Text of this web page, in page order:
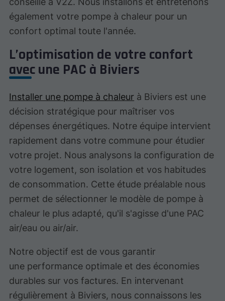
également votre pompe à chaleur pour un
confort optimal toute l'année.
L’optimisation de votre confort
avec une PAC à Biviers
Installer une pompe à chaleur à Biviers est une
décision stratégique pour maîtriser vos
dépenses énergétiques. Notre équipe intervient
rapidement dans votre commune pour étudier
votre projet. Nous analysons la configuration de
votre logement, son isolation et vos habitudes
de consommation. Cette étude préalable nous
permet de sélectionner le modèle de pompe à
chaleur le plus adapté, qu'il s'agisse d'une PAC
air/eau ou air/air.
Notre objectif est de vous garantir
une performance optimale et des économies
durables sur vos factures. En intervenant
régulièrement à Biviers, nous connaissons les